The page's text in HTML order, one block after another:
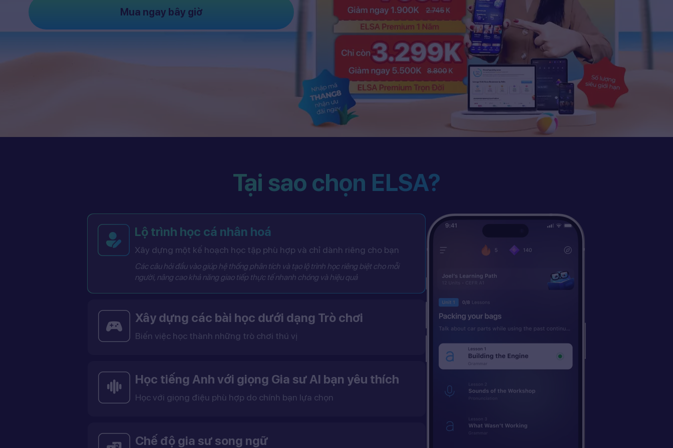
Mua ngay bây giờ
Tại sao chọn ELSA?
Lộ trình học cá nhân hoá
Xây dựng một kế hoạch học tập phù hợp và chỉ dành riêng cho bạn
Các câu hỏi đầu vào giúp hệ thống phân tích và tạo lộ trình học riêng biệt cho mỗi
người, nâng cao khả năng giao tiếp thực tế nhanh chóng và hiệu quả
Xây dựng các bài học dưới dạng Trò chơi
Biến việc học thành những trò chơi thú vị
Học tiếng Anh với giọng Gia sư AI bạn yêu thích
Học với giọng điệu phù hợp do chính bạn lựa chọn
Chế độ gia sư song ngữ